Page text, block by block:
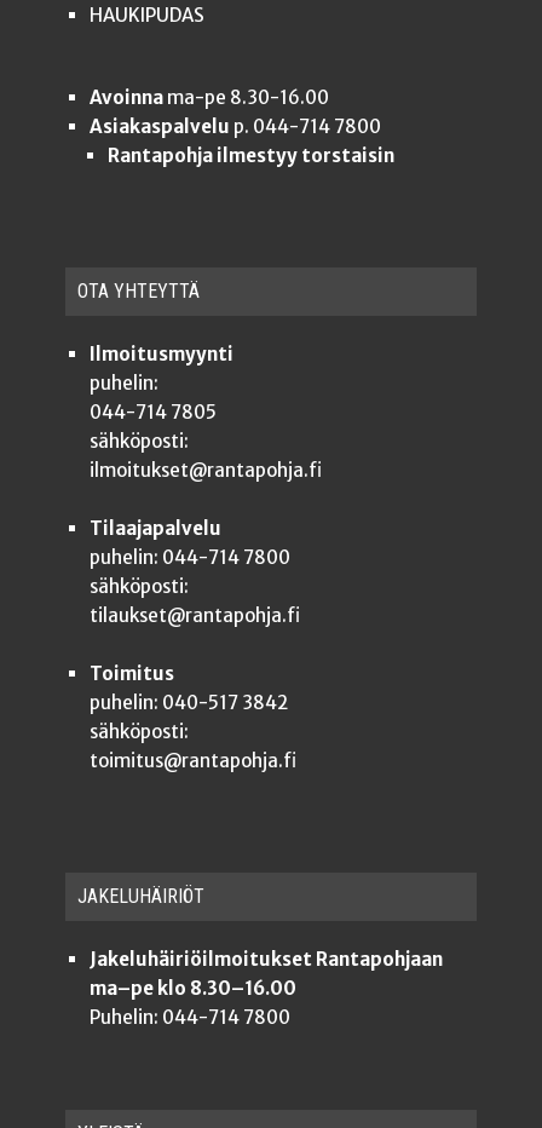
HAUKIPUDAS
Avoinnama-pe 8.30-16.00
Asiakaspalvelu p. 044-714 7800
Rantapohja ilmestyy torstaisin
OTA YHTEYT­TÄ
Ilmoitusmyynti
puhelin:
044-714 7805
sähköposti:
ilmoitukset@rantapohja.fi
Tilaajapalvelu
puhelin: 044-714 7800
sähköposti:
tilaukset@rantapohja.fi
Toimitus
puhelin: 040-517 3842
sähköposti:
toimitus@rantapohja.fi
JAKE­LU­HÄI­RIÖT
Jakeluhäiriöilmoitukset Rantapohjaan
ma–pe klo 8.30–16.00
Puhelin: 044-714 7800